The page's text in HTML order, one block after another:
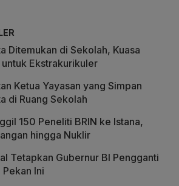
Ditemukan di Sekolah, Kuasa
Ekstrakurikuler
Ketua Yayasan yang Simpan
di Ruang Sekolah
150 Peneliti BRIN ke Istana,
hingga Nuklir
Tetapkan Gubernur BI Pengganti
Ini